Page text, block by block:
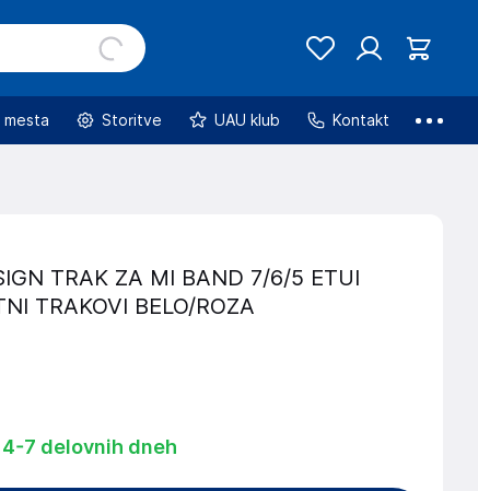
mesta Storitve UAU klub Kontakt
TRAK ZA MI BAND 7/6/5 ETUI
TRAKOVI BELO/ROZA
4-7 delovnih dneh